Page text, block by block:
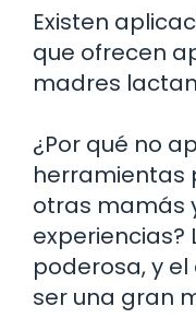
Existen
que ofrecen
madres
¿Por qué no
herramientas
otras mamás
experiencias?
poderosa, y
ser una gran